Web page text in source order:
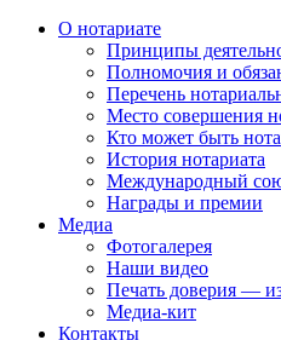
О нотариате
Принципы
Полномочия и
Перечень
Место совершения
Кто может быть
История нотариата
Международный
Награды и премии
Медиа
Фотогалерея
Наши видео
Печать доверия —
Медиа-кит
Контакты